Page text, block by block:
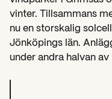
vinter. Tillsammans
nu en storskalig
Jönköpings län.
under andra halvan av